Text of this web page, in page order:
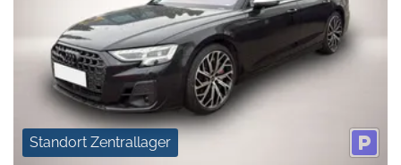
Standort Zentrallager